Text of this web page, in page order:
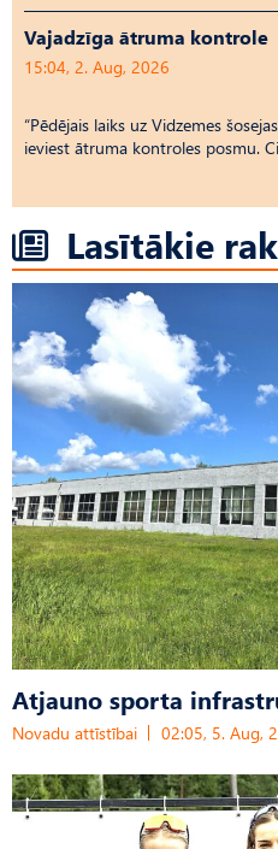
Vajadzīga ātruma kontrole
15:04, 2. Aug, 2026
“Pēdējais laiks uz Vid­ze­mes
ieviest ātruma kontroles posmu.
Lasītākie
Atjauno sporta
Novadu attīstībai 02:05, 5. Aug,